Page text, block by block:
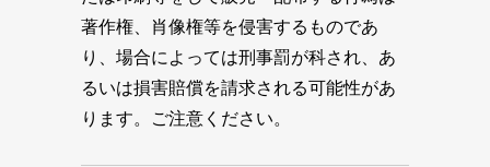
著作権、肖像権等を侵害するものであ
り、場合によっては刑事罰が科され、あ
るいは損害賠償を請求される可能性があ
ります。ご注意ください。